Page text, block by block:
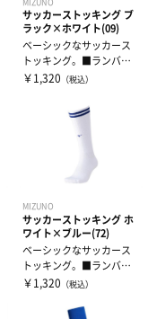
MIZUNO
サッカーストッキング ブ
ラック×ホワイト(09)
ベーシックなサッカース
トッキング。■ランバー
ドロゴはセンター1か所に
￥1,320 （税込）
MIZUNO
サッカーストッキング ホ
ワイト×ブルー(72)
ベーシックなサッカース
トッキング。■ランバー
ドロゴはセンター1か所に
￥1,320 （税込）